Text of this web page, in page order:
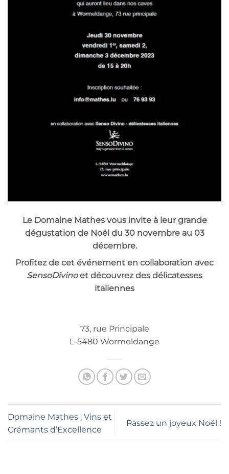
Le Domaine Mathes vous invite à leur grande
dégustation de Noël du 30 novembre au 03
décembre.
Profitez de cet événement en collaboration avec
SensoDivinoet découvrez des délicatesses
italiennes
73, rue Principale
L-5480 Wormeldange
Domaine Mathes : Vins et
Crémants d’Excellence
Passez un joyeux Noël !